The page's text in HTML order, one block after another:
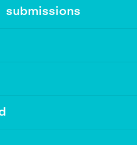
submissions